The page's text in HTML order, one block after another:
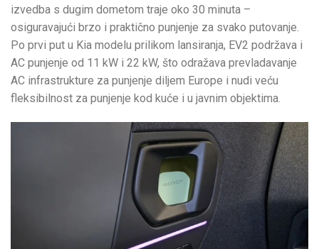
izvedba s dugim dometom traje oko 30 minuta –
osiguravajući brzo i praktično punjenje za svako putovanje.
Po prvi put u Kia modelu prilikom lansiranja, EV2 podržava i
AC punjenje od 11 kW i 22 kW, što odražava prevladavanje
AC infrastrukture za punjenje diljem Europe i nudi veću
fleksibilnost za punjenje kod kuće i u javnim objektima.